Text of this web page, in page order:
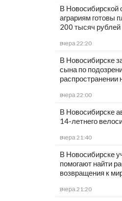
В Новосибирской
аграриям готовы
200 тысяч рублей
вчера 22:20
В Новосибирске
сына по
распространении
вчера 22:00
В Новосибирске
14-летнего
вчера 21:40
В Новосибирске
помогают найти
возвращения к
вчера 21:20